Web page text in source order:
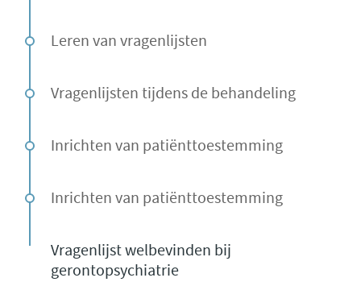
Leren van vragenlijsten
Vragenlijsten tijdens de behandeling
Inrichten van patiënttoestemming
Inrichten van patiënttoestemming
Vragenlijst welbevinden bij
gerontopsychiatrie